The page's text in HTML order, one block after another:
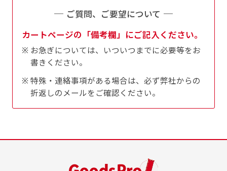
ご質問、ご要望について
カートページの「備考欄」にご記入ください。
お急ぎについては、いついつまでに必要等をお
書きください。
特殊・連絡事項がある場合は、必ず弊社からの
折返しのメールをご確認ください。